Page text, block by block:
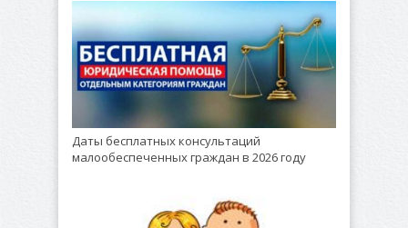
Даты бесплатных консультаций
малообеспеченных граждан в 2026 году